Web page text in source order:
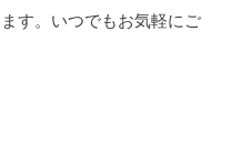
す。いつでもお気軽にご